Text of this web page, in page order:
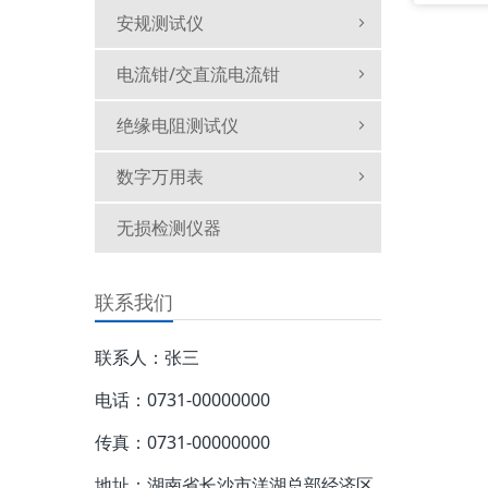
安规测试仪
电流钳/交直流电流钳
绝缘电阻测试仪
数字万用表
无损检测仪器
联系我们
联系人：张三
电话：0731-00000000
传真：0731-00000000